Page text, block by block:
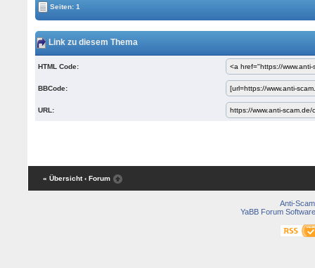
Seiten: 1
Link zu diesem Thema
HTML Code:
BBCode:
URL:
« Übersicht ‹ Forum
Anti-Scam
YaBB Forum Software